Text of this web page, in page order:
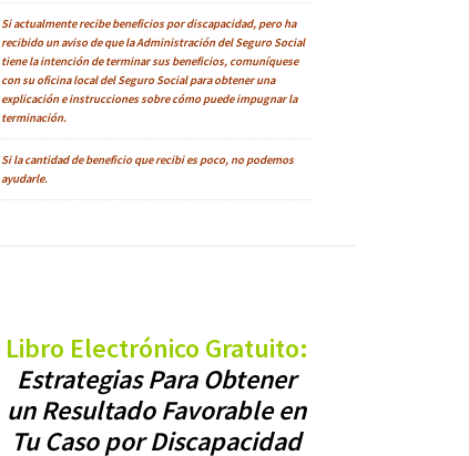
Si actualmente recibe beneficios por discapacidad, pero ha
recibido un aviso de que la Administración del Seguro Social
tiene la intención de terminar sus beneficios, comuníquese
con su oficina local del Seguro Social para obtener una
explicación e instrucciones sobre cómo puede impugnar la
terminación.
Si la cantidad de beneficio que recibi es poco, no podemos
ayudarle.
Libro Electrónico Gratuito:
Estrategias Para Obtener
un Resultado Favorable en
Tu Caso por Discapacidad